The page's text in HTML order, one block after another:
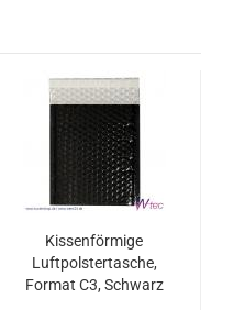
Kissenförmige
Luftpolstertasche,
Format C3, Schwarz